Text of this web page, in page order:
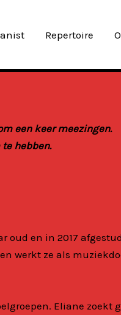
Repertoire
een keer meezingen.
hebben.
oud en in 2017
werkt ze als
Eliane zoekt